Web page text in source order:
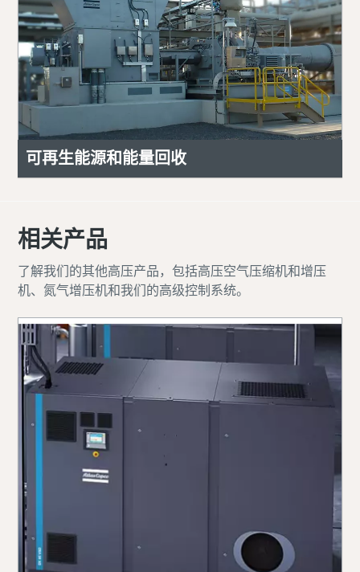
可再生能源和能量回收
相关产品
了解我们的其他高压产品，包括高压空气压缩机和增压
机、氮气增压机和我们的高级控制系统。